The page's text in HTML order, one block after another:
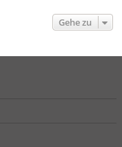
Gehe zu